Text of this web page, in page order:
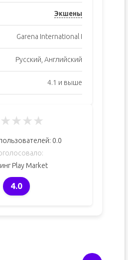
Экшены
Garena International I
Русский, Английский
4.1 и выше
★★★★
0.0
Play Market
4.0